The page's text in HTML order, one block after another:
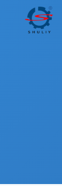
content